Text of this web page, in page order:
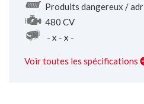
Produits dangereux / adr
480 CV
- x - x -
Voir toutes les spécifications